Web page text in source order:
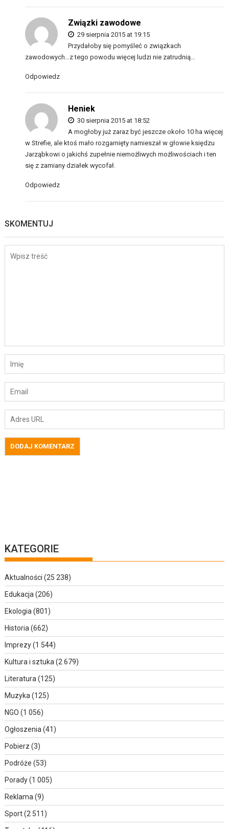
Związki zawodowe
29 sierpnia 2015 at 19:15
Przydałoby się pomyśleć o związkach
zawodowych…z tego powodu więcej ludzi nie zatrudnią…
Odpowiedz
Heniek
30 sierpnia 2015 at 18:52
A mogłoby już zaraz być jeszcze około 10 ha więcej
w Strefie, ale ktoś mało rozgarnięty namieszał w głowie księdzu
Jarząbkowi o jakichś zupełnie niemożliwych możliwościach i ten
się z zamiany działek wycofał.
Odpowiedz
SKOMENTUJ
KATEGORIE
Aktualności (25 238)
Edukacja (206)
Ekologia (801)
Historia (662)
Imprezy(1 544)
Kultura i sztuka (2 679)
Literatura (125)
Muzyka (125)
NGO (1 056)
Ogłoszenia (41)
Pobierz (3)
Podróże (53)
Porady(1 005)
Reklama (9)
Sport(2 511)